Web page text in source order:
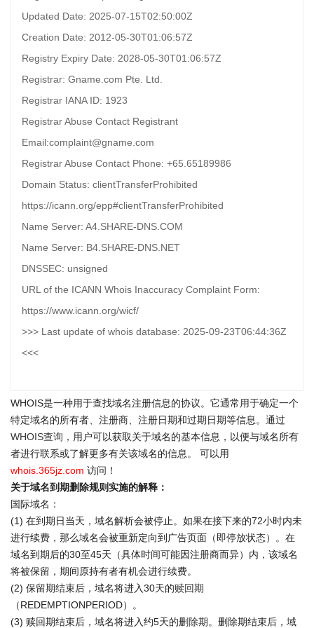
Updated Date: 2025-07-15T02:50:00Z
Creation Date: 2012-05-30T01:06:57Z
Registry Expiry Date: 2028-05-30T01:06:57Z
Registrar: Gname.com Pte. Ltd.
Registrar IANA ID: 1923
Registrar Abuse Contact Registrant
Email:complaint@gname.com
Registrar Abuse Contact Phone: +65.65189986
Domain Status: clientTransferProhibited
https://icann.org/epp#clientTransferProhibited
Name Server: A4.SHARE-DNS.COM
Name Server: B4.SHARE-DNS.NET
DNSSEC: unsigned
URL of the ICANN Whois Inaccuracy Complaint Form:
https://www.icann.org/wicf/
>>> Last update of whois database: 2025-09-23T06:44:36Z
<<<
WHOIS是一种用于查找域名注册信息的协议。它通常用于确定一个
特定域名的所有者、注册商、注册日期和过期日期等信息。通过
WHOIS查询 ，用户可以获取关于域名的基本信息，以便与域名所有
者进行联系或了解更多有关该域名的信息。 可以用
whois.365jz.com 访问！
关于域名到期删除规则实施的解释：
国际域名：
(1) 在到期日当天，域名解析会被停止。如果在接下来的72小时内未
进行续费，那么域名会被重新定向到广告页面（即停放状态）。在
域名到期后的30至45天（具体时间可能因注册商而异）内，该域名
将被保留，期间原持有者有机会进行续费。
(2) 保留期结束后，域名将进入30天的赎回期
（REDEMPTIONPERIOD）。
(3) 赎回期结束后，域名将进入约5天的删除期。删除期结束后，域